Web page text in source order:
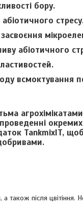
бору.
абіотичного
всмоктування
TankmixIT,
а також після